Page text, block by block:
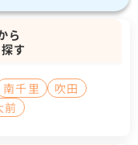
ら
す
南千里
吹田
前